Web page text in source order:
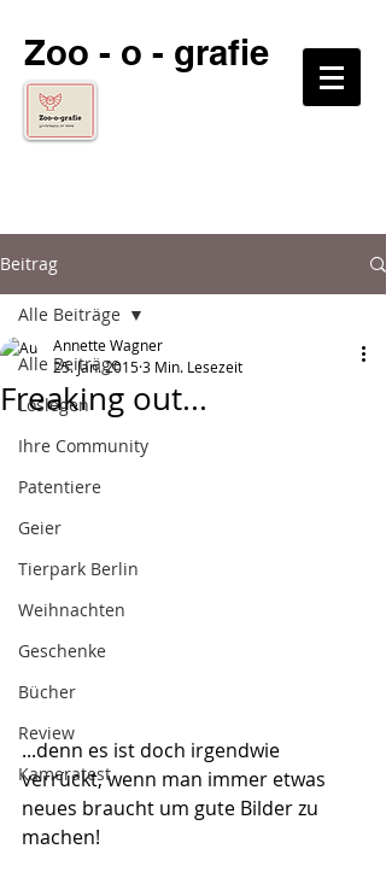
Zoo - o - grafie
Beitrag
Alle Beiträge
Loslegen
Ihre Community
Patentiere
Geier
Tierpark Berlin
Weihnachten
Geschenke
Bücher
Review
Kameratest
Alle Beiträge
Freaking out...
Annette Wagner
25. Jan. 20153 Min. Lesezeit
...denn es ist doch irgendwie
verrückt, wenn man immer etwas
neues braucht um gute Bilder zu
machen!